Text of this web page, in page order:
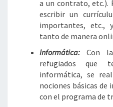
a un contrato, etc.).
escribir un
importantes, etc.,
tanto de manera
Informática: Con
refugiados que
informática, se
nociones básicas
con el programa de